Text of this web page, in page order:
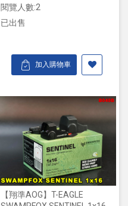
閱覽人數:2
已出售
加入購物車
【翔準AOG】T-EAGLE